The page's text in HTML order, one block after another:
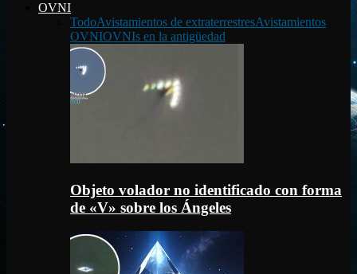
OVNI
TodoAvistamientos de extraterrestresAvistamientos
OVNIOVNIs en la antigüedad
Objeto volador no identificado con forma
de «V» sobre los Ángeles